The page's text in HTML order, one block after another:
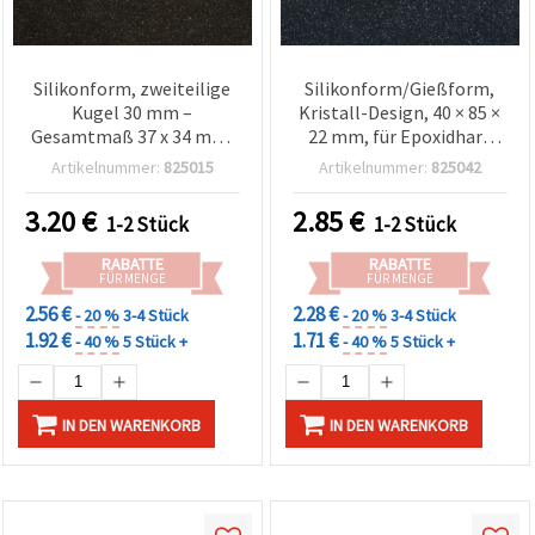
Silikonform, zweiteilige
Kugel 30 mm –
Gesamtmaß 37 x 34 mm,
wiederverwendbare 3D-
Epoxid-/UV-Harz, Gips,
Polymer Clay, DIY-
Schmuck & Basteln
Artikelnummer: 825015
3.20€ 1-2 Stück
RABATTE
FÜR MENGE
2.56 €- 20 %3-4 Stück
1.92 €- 40 %5 Stück +
IN DEN WARENKORB
Silikonform/Gießform,
Kristall-Design, 40 × 85 ×
22 mm, für Epoxidharz
(Resin)
Artikelnummer: 825042
2.85€ 1-2 Stück
RABATTE
FÜR MENGE
2.28 €- 20 %3-4 Stück
1.71 €- 40 %5 Stück +
IN DEN WARENKORB